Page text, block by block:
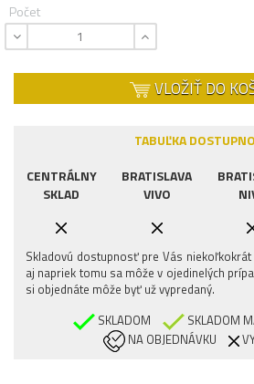
Počet
VLOŽIŤ DO
TABUĽKA
CENTRÁLNY
SKLAD
BRATISLAVA
VIVO
Skladovú dostupnosť pre Vás
aj napriek tomu sa môže v ojedinelých
si objednáte môže byť už vypredaný.
SKLADOM
SKLADOM
NA OBJEDNÁVKU